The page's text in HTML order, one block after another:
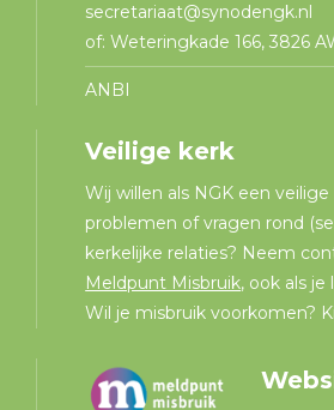
secretariaat@synodengk.nl
of: Weteringkade 166, 3826
ANBI
Veilige kerk
Wij willen als NGK een veilige
problemen of vragen rond
kerkelijke relaties? Neem
Meldpunt Misbruik, ook als
Wil je misbruik voorkomen?